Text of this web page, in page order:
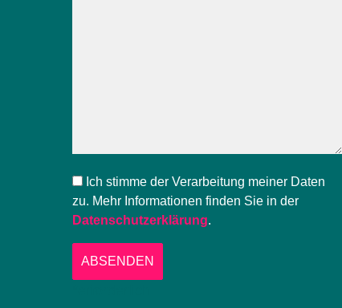
Ich stimme der Verarbeitung meiner Daten
zu. Mehr Informationen finden Sie in der
Datenschutzerklärung.